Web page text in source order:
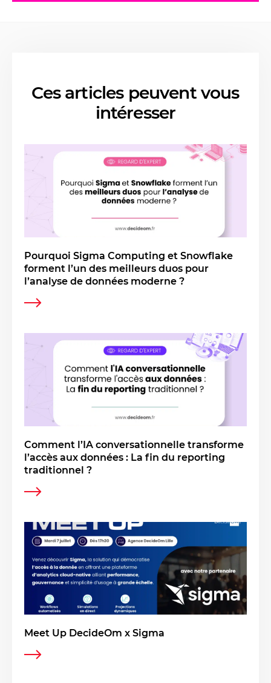
Ces articles peuvent vous
intéresser
Pourquoi Sigma Computing et Snowflake
forment l’un des meilleurs duos pour
l’analyse de données moderne ?
Comment l’IA conversationnelle transforme
l’accès aux données : La fin du reporting
traditionnel ?
Meet Up DecideOm x Sigma